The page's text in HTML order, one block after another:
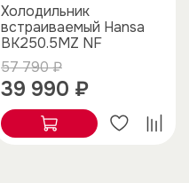
Холодильник
встраиваемый Hansa
BK250.5MZ NF
57 790 ₽
39 990 ₽